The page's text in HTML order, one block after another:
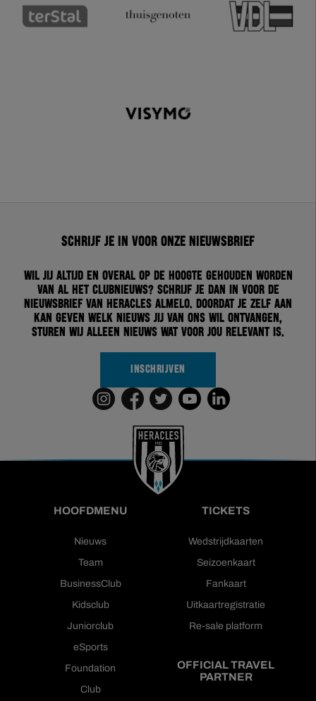
Schrijf je in voor onze nieuwsbrief
Wil jij altijd en overal op de hoogte gehouden worden
van al het clubnieuws? Schrijf je dan in voor de
nieuwsbrief van Heracles Almelo. Doordat je zelf aan
kan geven welk nieuws jij van ons wil ontvangen,
sturen wij alleen nieuws wat voor jou relevant is.
INSCHRIJVEN
HOOFDMENU
Nieuws
Team
BusinessClub
Kidsclub
Juniorclub
eSports
Foundation
Club
TICKETS
Wedstrijdkaarten
Seizoenkaart
Fankaart
Uitkaartregistratie
Re-sale platform
OFFICIAL TRAVEL
PARTNER